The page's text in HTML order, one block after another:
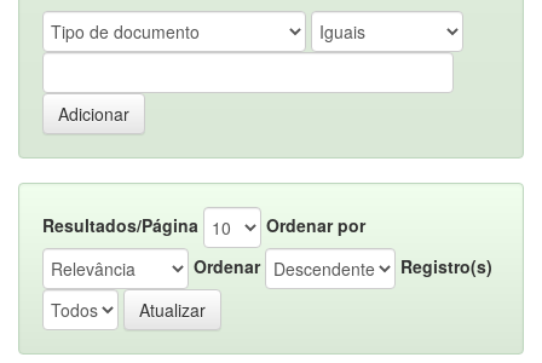
Resultados/Página
Ordenar por
Ordenar
Registro(s)